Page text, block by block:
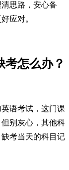
思路，安心备
应对。
考怎么办？
语考试，这门课
别灰心，其他科
考当天的科目记